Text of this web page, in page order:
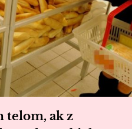
telom, ak z